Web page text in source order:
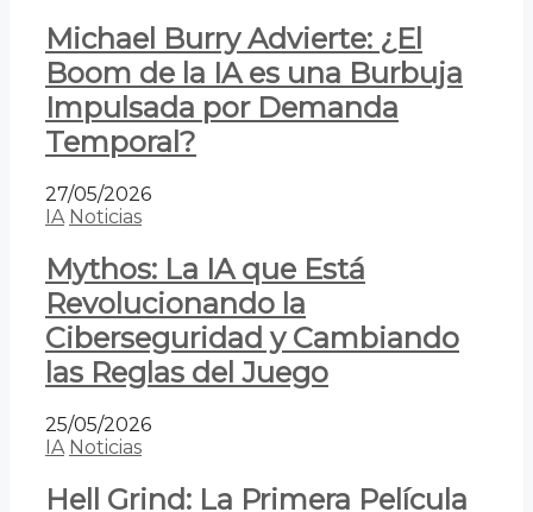
Michael Burry Advierte: ¿El
Boom de la IA es una Burbuja
Impulsada por Demanda
Temporal?
27/05/2026
IA Noticias
Mythos: La IA que Está
Revolucionando la
Ciberseguridad y Cambiando
las Reglas del Juego
25/05/2026
IA Noticias
Hell Grind: La Primera Película